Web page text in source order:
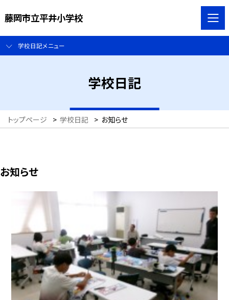
藤岡市立平井小学校
学校日記メニュー
学校日記
トップページ > 学校日記 > お知らせ
お知らせ